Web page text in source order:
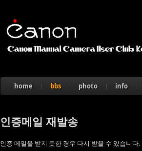
home bbs photo info
인증메일 재발송
인증 메일을 받지 못한 경우 다시 받을 수 있습니다.